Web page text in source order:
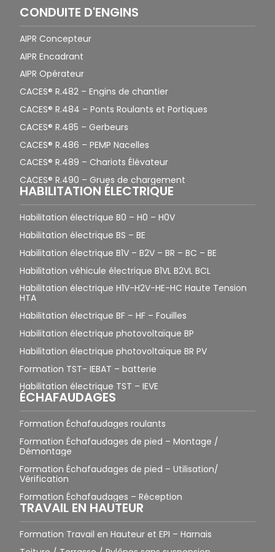
CONDUITE D'ENGINS
AIPR Concepteur
AIPR Encadrant
AIPR Opérateur
CACES® R.482 – Engins de chantier
CACES® R.484 – Ponts Roulants et Portiques
CACES® R.485 – Gerbeurs
CACES® R.486 – PEMP Nacelles
CACES® R.489 – Chariots Élévateur
CACES® R.490 – Grues de chargement
HABILITATION ÉLECTRIQUE
Habilitation électrique B0 – H0 – H0V
Habilitation électrique BS – BE
Habilitation électrique B1V – B2V – BR – BC – BE
Habilitation véhicule électrique B1VL B2VL BCL
Habilitation électrique H1V-H2V-HE-HC Haute Tension
HTA
Habilitation électrique BF – HF – Fouilles
Habilitation électrique photovoltaïque BP
Habilitation électrique photovoltaïque BR PV
Formation TST- IEBAT – batterie
Habilitation électrique TST – IEVE
ÉCHAFAUDAGES
Formation Échafaudages roulants
Formation Échafaudages de pied – Montage /
Démontage
Formation Échafaudages de pied – Utilisation/
Vérification
Formation Échafaudages – Réception
TRAVAIL EN HAUTEUR
Formation Travail en Hauteur et EPI – Harnais